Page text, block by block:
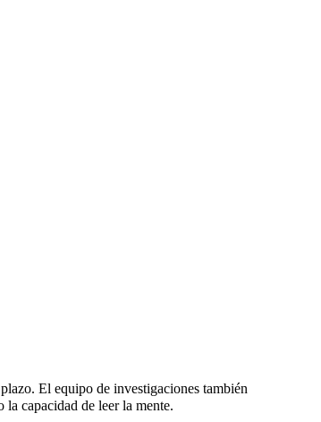
El equipo de investigaciones también
capacidad de leer la mente.